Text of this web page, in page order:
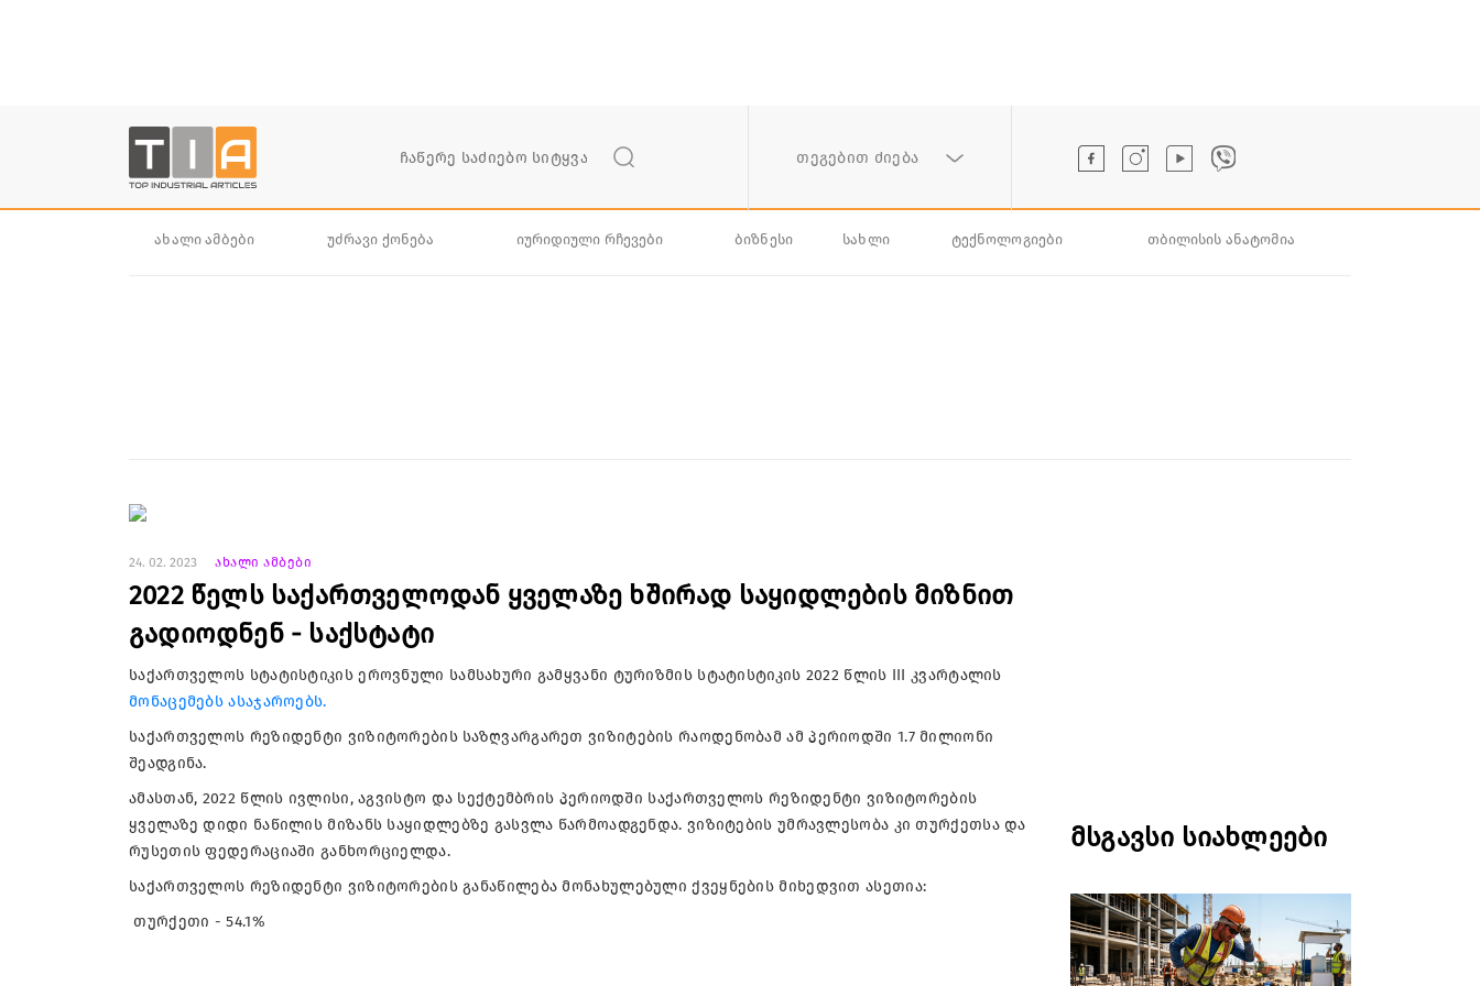
თეგებით ძიება
ახალი ამბები უძრავი ქონება იურიდიული რჩევები ბიზნესი სახლი ტექნოლოგიები თბილისის ანატომია
24. 02. 2023 ახალი ამბები
2022 წელს საქართველოდან ყველაზე ხშირად საყიდლების მიზნით
გადიოდნენ - საქსტატი
საქართველოს სტატისტიკის ეროვნული სამსახური გამყვანი ტურიზმის სტატისტიკის 2022 წლის III კვარტალის
მონაცემებს ასაჯაროებს.
საქართველოს რეზიდენტი ვიზიტორების საზღვარგარეთ ვიზიტების რაოდენობამ ამ პერიოდში 1.7 მილიონი
შეადგინა.
ამასთან, 2022 წლის ივლისი, აგვისტო და სექტემბრის პერიოდში საქართველოს რეზიდენტი ვიზიტორების
ყველაზე დიდი ნაწილის მიზანს საყიდლებზე გასვლა წარმოადგენდა. ვიზიტების უმრავლესობა კი თურქეთსა და
რუსეთის ფედერაციაში განხორციელდა.
საქართველოს რეზიდენტი ვიზიტორების განაწილება მონახულებული ქვეყნების მიხედვით ასეთია:
თურქეთი - 54.1%
მსგავსი სიახლეები